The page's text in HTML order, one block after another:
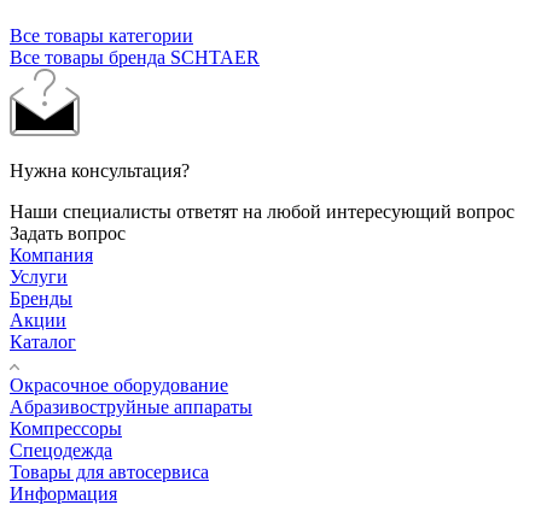
Все товары категории
Все товары бренда SCHTAER
Нужна консультация?
Наши специалисты ответят на любой интересующий вопрос
Задать вопрос
Компания
Услуги
Бренды
Акции
Каталог
Окрасочное оборудование
Aбразивоструйные аппараты
Компрессоры
Спецодежда
Товары для автосервиса
Информация